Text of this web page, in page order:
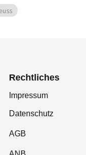
Rechtliches
Impressum
Datenschutz
AGB